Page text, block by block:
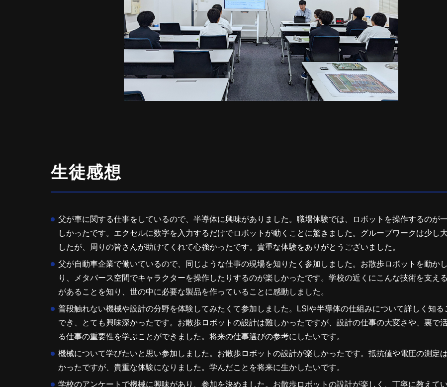
生徒感想
父が車に関する仕事をしているので、半導体に興味がありました。職場体験では、ロボットを操作するのが
しかったです。エクセルに数字を入力するだけでロボットが動くことに驚きました。グループワークは少し
したが、周りの皆さんが助けてくれて心強かったです。貴重な体験をありがとうございました。
父が自動車企業で働いているので、同じような仕事の現場を知りたく参加しました。お散歩ロボットを動か
り、メタバース空間でキャラクターを操作したりするのが楽しかったです。学校の近くにこんな技術を支え
があることを知り、世の中に必要な製品を作っていることに感動しました。
普段触れない機械や設計の分野を体験してみたくて参加しました。LSIや半導体の仕組みについて詳しく知る
でき、とても興味深かったです。お散歩ロボットの設計は難しかったですが、設計の仕事の大変さや、裏で
る仕事の重要性を学ぶことができました。将来の仕事選びの参考にしたいです。
機械について学びたいと思い参加しました。お散歩ロボットの設計が楽しかったです。抵抗値や電圧の測定
かったですが、貴重な体験になりました。学んだことを将来に生かしたいです。
学校のアンケートで機械に興味があり、参加を決めました。お散歩ロボットの設計が楽しく、丁寧に教えて